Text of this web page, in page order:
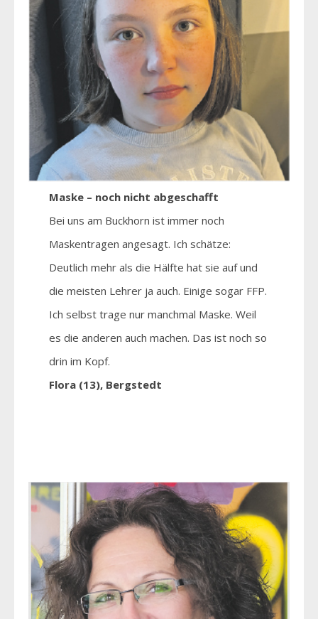
Maske – noch nicht abgeschafft
Bei uns am Buckhorn ist immer noch
Maskentragen angesagt. Ich schätze:
Deutlich mehr als die Hälfte hat sie auf und
die meisten Lehrer ja auch. Einige sogar FFP.
Ich selbst trage nur manchmal Maske. Weil
es die anderen auch machen. Das ist noch so
drin im Kopf.
Flora (13), Bergstedt